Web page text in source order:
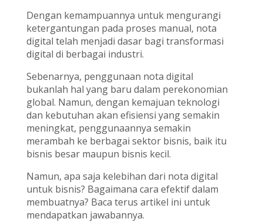
Dengan kemampuannya untuk mengurangi
ketergantungan pada proses manual, nota
digital telah menjadi dasar bagi transformasi
digital di berbagai industri.
Sebenarnya, penggunaan nota digital
bukanlah hal yang baru dalam perekonomian
global. Namun, dengan kemajuan teknologi
dan kebutuhan akan efisiensi yang semakin
meningkat, penggunaannya semakin
merambah ke berbagai sektor bisnis, baik itu
bisnis besar maupun bisnis kecil.
Namun, apa saja kelebihan dari nota digital
untuk bisnis? Bagaimana cara efektif dalam
membuatnya? Baca terus artikel ini untuk
mendapatkan jawabannya.